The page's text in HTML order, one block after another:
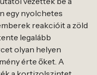
egy nyolchetes
reakcióit a zöld
legalább
olyan helyen
érte őket. A